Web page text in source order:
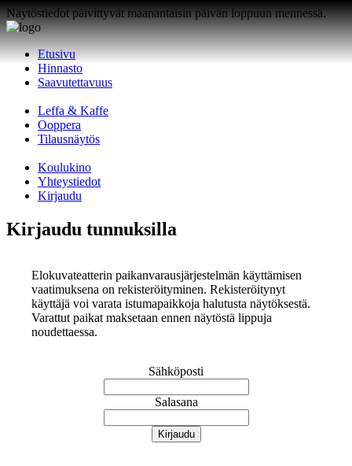
Näytöstiedot päivittyvät maanantaisin päivän loppuun mennessä.
Etusivu
Hinnasto
Saavutettavuus
Leffa & Kaffe
Ooppera
Tilausnäytös
Koulukino
Yhteystiedot
Kirjaudu
Kirjaudu tunnuksilla
Elokuvateatterin paikanvarausjärjestelmän käyttämisen
vaatimuksena on rekisteröityminen. Rekisteröitynyt
käyttäjä voi varata istumapaikkoja halutusta näytöksestä.
Varattut paikat maksetaan ennen näytöstä lippuja
noudettaessa.
Sähköposti
Salasana